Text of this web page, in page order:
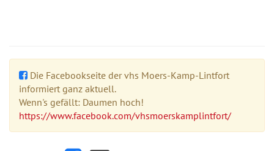
Die Facebookseite der vhs Moers-Kamp-Lintfort
informiert ganz aktuell.
Wenn's gefällt: Daumen hoch!
https://www.facebook.com/vhsmoerskamplintfort/